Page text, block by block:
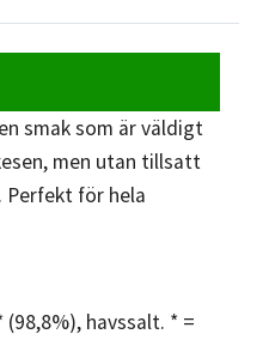
smak som är väldigt
men utan tillsatt
Perfekt för hela
havssalt. * =